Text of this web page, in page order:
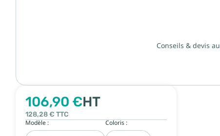
106,90 €HT
128,28 € TTC
Modèle : Coloris :
Conseils & devis au